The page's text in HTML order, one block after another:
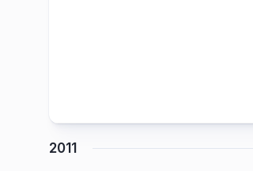
2011